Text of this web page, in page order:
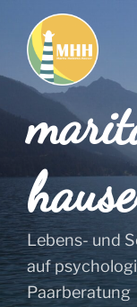
Inhalt
springen
Lebens- und
auf
Paarberatung